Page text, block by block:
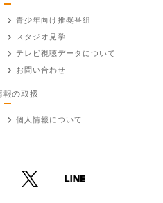
青少年向け推奨番組
スタジオ見学
テレビ視聴データについて
お問い合わせ
報の取扱
個人情報について